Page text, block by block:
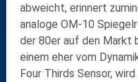
abweicht, erinnert
analoge OM-10
der 80er auf den Markt
einem eher vom
Four Thirds Sensor,